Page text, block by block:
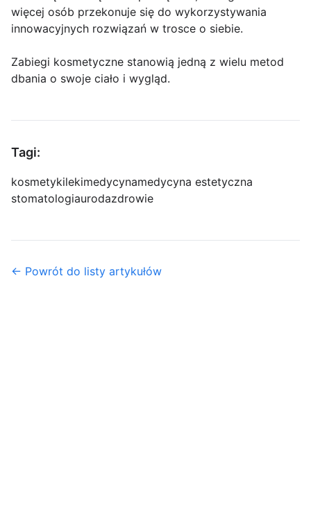
więcej osób przekonuje się do wykorzystywania
innowacyjnych rozwiązań w trosce o siebie.
Zabiegi kosmetyczne stanowią jedną z wielu metod
dbania o swoje ciało i wygląd.
Tagi:
kosmetykilekimedycynamedycyna estetyczna
stomatologiaurodazdrowie
← Powrót do listy artykułów